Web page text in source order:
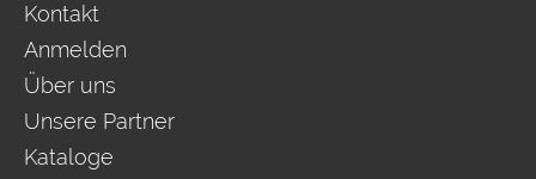
Kontakt
Anmelden
Über uns
Unsere Partner
Kataloge